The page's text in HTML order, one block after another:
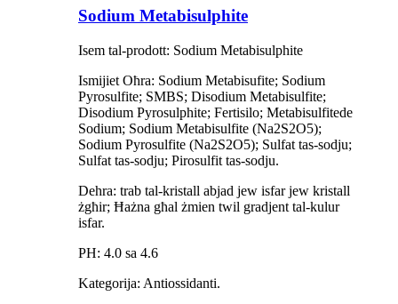
Sodium Metabisulphite
Isem tal-prodott: Sodium Metabisulphite
Ismijiet Oħra: Sodium Metabisufite; Sodium
Pyrosulfite; SMBS; Disodium Metabisulfite;
Disodium Pyrosulphite; Fertisilo; Metabisulfitede
Sodium; Sodium Metabisulfite (Na2S2O5);
Sodium Pyrosulfite (Na2S2O5); Sulfat tas-sodju;
Sulfat tas-sodju; Pirosulfit tas-sodju.
Dehra: trab tal-kristall abjad jew isfar jew kristall
żgħir; Ħażna għal żmien twil gradjent tal-kulur
isfar.
PH: 4.0 sa 4.6
Kategorija: Antiossidanti.